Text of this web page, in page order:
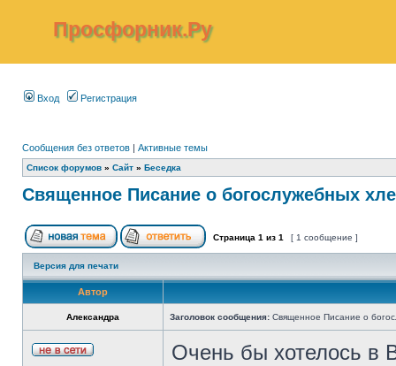
Просфорник.Ру
Вход Регистрация
Сообщения без ответов | Активные темы
Список форумов » Сайт » Беседка
Священное Писание о богослужебных
Страница 1 из 1 [ 1 сообщение ]
Версия для печати
Автор
Александра Заголовок сообщения: Священное Писание о
Очень бы хотелось в